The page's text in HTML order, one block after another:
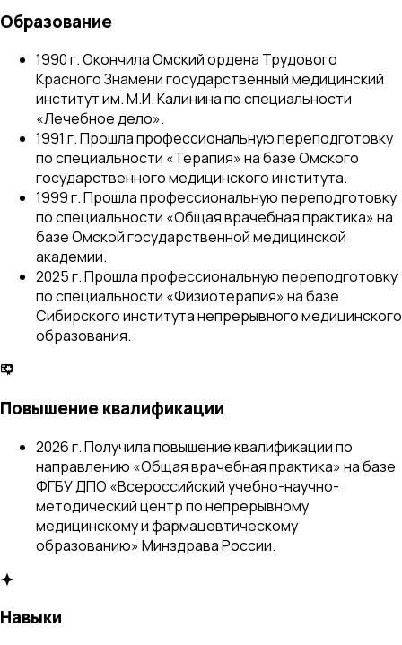
Образование
1990 г. Окончила Омский ордена Трудового
Красного Знамени государственный медицинский
институт им. М.И. Калинина по специальности
«Лечебное дело».
1991 г. Прошла профессиональную переподготовку
по специальности «Терапия» на базе Омского
государственного медицинского института.
1999 г. Прошла профессиональную переподготовку
по специальности «Общая врачебная практика» на
базе Омской государственной медицинской
академии.
2025 г. Прошла профессиональную переподготовку
по специальности «Физиотерапия» на базе
Сибирского института непрерывного медицинского
образования.
Повышение квалификации
2026 г. Получила повышение квалификации по
направлению «Общая врачебная практика» на базе
ФГБУ ДПО «Всероссийский учебно-научно-
методический центр по непрерывному
медицинскому и фармацевтическому
образованию» Минздрава России.
Навыки